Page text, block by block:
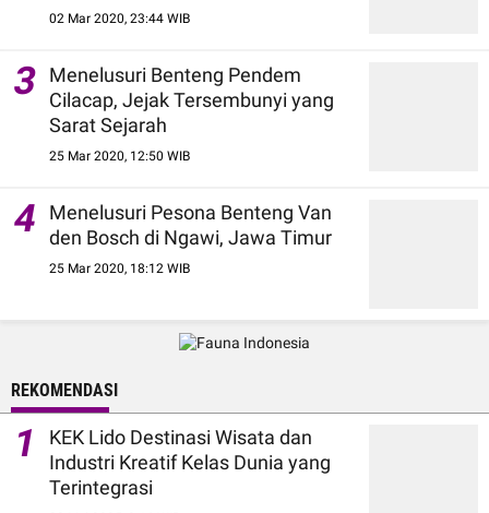
02 Mar 2020, 23:44 WIB
3
Menelusuri Benteng Pendem
Cilacap, Jejak Tersembunyi yang
Sarat Sejarah
25 Mar 2020, 12:50 WIB
4
Menelusuri Pesona Benteng Van
den Bosch di Ngawi, Jawa Timur
25 Mar 2020, 18:12 WIB
REKOMENDASI
1
KEK Lido Destinasi Wisata dan
Industri Kreatif Kelas Dunia yang
Terintegrasi